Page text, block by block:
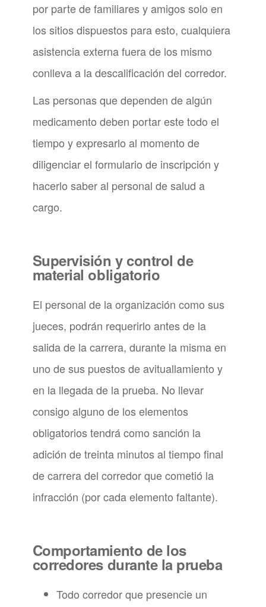
por parte de familiares y amigos solo en
los sitios dispuestos para esto, cualquiera
asistencia externa fuera de los mismo
conlleva a la descalificación del corredor.
Las personas que dependen de algún
medicamento deben portar este todo el
tiempo y expresarlo al momento de
diligenciar el formulario de inscripción y
hacerlo saber al personal de salud a
cargo.
Supervisión y control de
material obligatorio
El personal de la organización como sus
jueces, podrán requerirlo antes de la
salida de la carrera, durante la misma en
uno de sus puestos de avituallamiento y
en la llegada de la prueba. No llevar
consigo alguno de los elementos
obligatorios tendrá como sanción la
adición de treinta minutos al tiempo final
de carrera del corredor que cometió la
infracción (por cada elemento faltante).
Comportamiento de los
corredores durante la prueba
Todo corredor que presencie un